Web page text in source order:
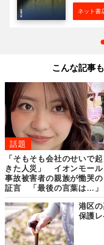
ネット書
こんな記事
話題
「そもそも会社のせいで起
きた人災」 イオンモール
事故被害者の親族が慟哭の
証言 「最後の言葉は…」
港区
保護